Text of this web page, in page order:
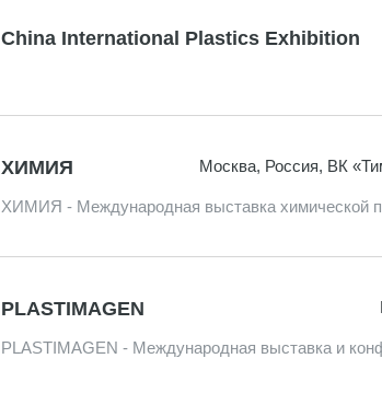
China International Plastics Exhibition
ХИМИЯ Москва, Россия, ВК
ХИМИЯ - Международная выставка химической
PLASTIMAGEN
PLASTIMAGEN - Международная выставка и